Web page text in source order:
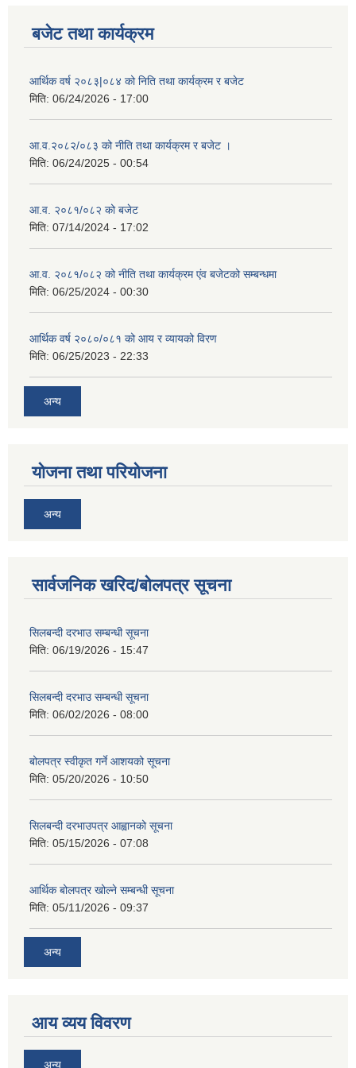
बजेट तथा कार्यक्रम
आर्थिक वर्ष २०८३|०८४ को निति तथा कार्यक्रम र बजेट
मिति: 06/24/2026 - 17:00
आ.व.२०८२/०८३ को नीति तथा कार्यक्रम र बजेट ।
मिति: 06/24/2025 - 00:54
आ.व. २०८१/०८२ को बजेट
मिति: 07/14/2024 - 17:02
आ.व. २०८१/०८२ को नीति तथा कार्यक्रम एंव बजेटको सम्बन्धमा
मिति: 06/25/2024 - 00:30
आर्थिक वर्ष २०८०/०८१ को आय र व्यायको विरण
मिति: 06/25/2023 - 22:33
अन्य
योजना तथा परियोजना
अन्य
सार्वजनिक खरिद/बोलपत्र सूचना
सिलबन्दी दरभाउ सम्बन्धी सूचना
मिति: 06/19/2026 - 15:47
सिलबन्दी दरभाउ सम्बन्धी सूचना
मिति: 06/02/2026 - 08:00
बोलपत्र स्वीकृत गर्ने आशयको सूचना
मिति: 05/20/2026 - 10:50
सिलबन्दी दरभाउपत्र आह्वानको सूचना
मिति: 05/15/2026 - 07:08
आर्थिक बोलपत्र खोल्ने सम्बन्धी सूचना
मिति: 05/11/2026 - 09:37
अन्य
आय व्यय विवरण
अन्य